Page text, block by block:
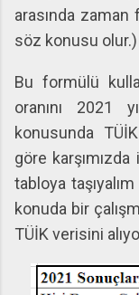
arasında zaman
söz konusu olur.)
Bu formülü
oranını 2021
konusunda
göre karşımızda
tabloya
konuda bir
TÜİK verisini